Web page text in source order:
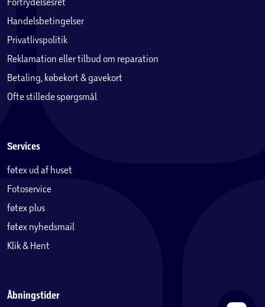
Handelsbetingelser
Privatlivspolitik
Reklamation eller tilbud om reparation
Betaling, købekort & gavekort
Ofte stillede spørgsmål
Services
føtex ud af huset
Fotoservice
føtex plus
føtex nyhedsmail
Klik & Hent
Åbningstider